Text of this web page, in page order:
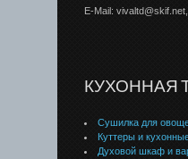
E-Mail:
КУХОННАЯ
Сушилка для
Куттеры и
Духовой шкаф и